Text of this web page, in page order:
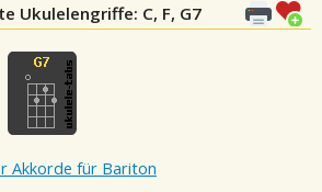
Ukulelengriffe: C, F, G7
Akkorde für Bariton